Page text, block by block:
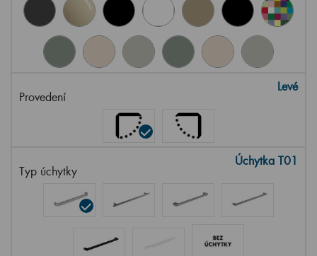
Provedení
Levé
Typ úchytky
Úchytka T01